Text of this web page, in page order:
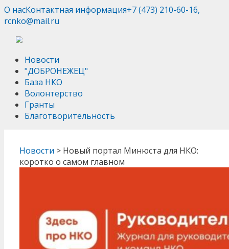
О насКонтактная информация+7 (473) 210-60-16,
rcnko@mail.ru
Новости
"ДОБРОНЕЖЕЦ"
База НКО
Волонтерство
Гранты
Благотворительность
Новости > Новый портал Минюста для НКО:
коротко о самом главном